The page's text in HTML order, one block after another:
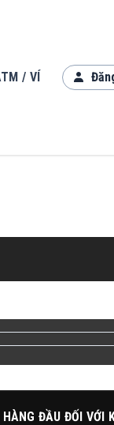
/ VÍ
ĐẦU ĐỐI VỚI